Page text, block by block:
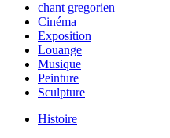
chant gregorien
Cinéma
Exposition
Louange
Musique
Peinture
Sculpture
Histoire